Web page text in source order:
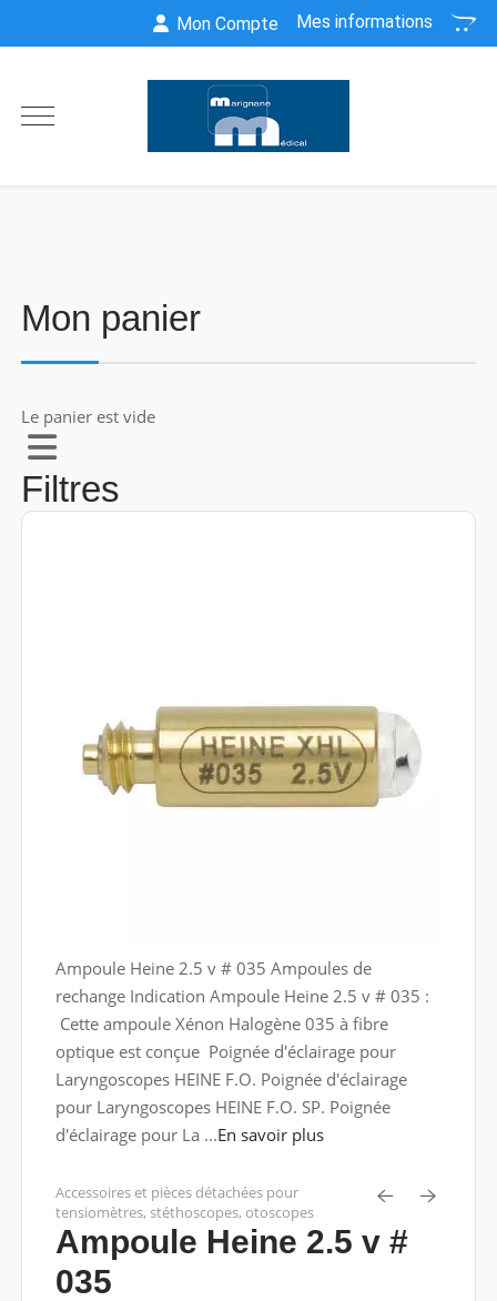
Mon Compte Mes informations
Mon panier
Le panier est vide
Filtres
Ampoule Heine 2.5 v # 035 Ampoules de
rechange Indication Ampoule Heine 2.5 v # 035 :
Cette ampoule Xénon Halogène 035 à fibre
optique est conçue Poignée d'éclairage pour
Laryngoscopes HEINE F.O. Poignée d'éclairage
pour Laryngoscopes HEINE F.O. SP. Poignée
d'éclairage pour La ...En savoir plus
Accessoires et pièces détachées pour
tensiomètres, stéthoscopes, otoscopes
Ampoule Heine 2.5 v #
035